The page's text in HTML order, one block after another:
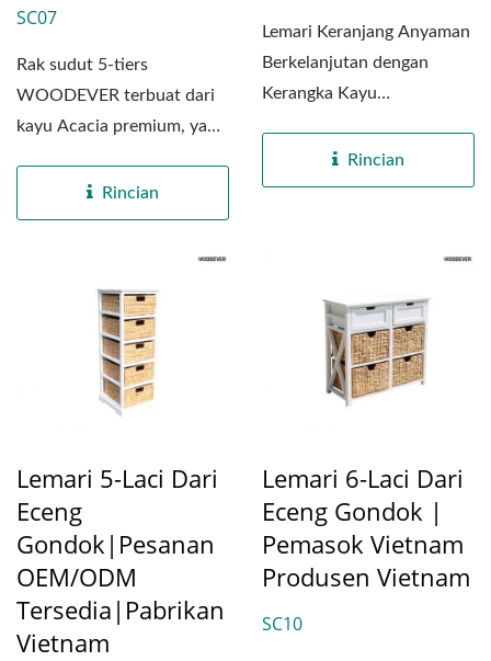
SC07
Rak sudut 5-tiers
WOODEVER terbuat dari
kayu Acacia premium, yang
Rincian
Lemari Keranjang Anyaman
Berkelanjutan dengan
Kerangka Kayu
penyimpanan...Rincian
Lemari 5-Laci Dari
Eceng
Gondok|Pesanan
OEM/ODM
Tersedia|Pabrikan
Vietnam
Lemari 6-Laci Dari
Eceng Gondok |
Pemasok Vietnam
Produsen Vietnam
SC10